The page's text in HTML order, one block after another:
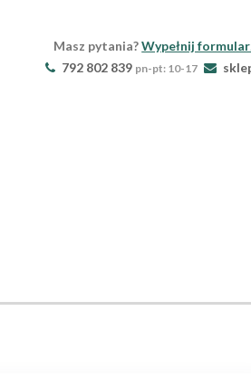
Masz pytania?Wypełnij
792 802 839 pn-pt: 10-17